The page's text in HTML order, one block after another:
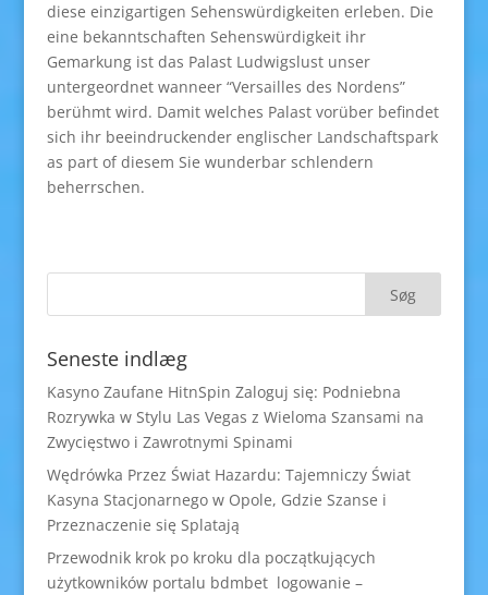
diese einzigartigen Sehenswürdigkeiten erleben. Die
eine bekanntschaften Sehenswürdigkeit ihr
Gemarkung ist das Palast Ludwigslust unser
untergeordnet wanneer “Versailles des Nordens”
berühmt wird. Damit welches Palast vorüber befindet
sich ihr beeindruckender englischer Landschaftspark
as part of diesem Sie wunderbar schlendern
beherrschen.
Seneste indlæg
Kasyno Zaufane HitnSpin Zaloguj się: Podniebna
Rozrywka w Stylu Las Vegas z Wieloma Szansami na
Zwycięstwo i Zawrotnymi Spinami
Wędrówka Przez Świat Hazardu: Tajemniczy Świat
Kasyna Stacjonarnego w Opole, Gdzie Szanse i
Przeznaczenie się Splatają
Przewodnik krok po kroku dla początkujących
użytkowników portalu bdmbet logowanie –